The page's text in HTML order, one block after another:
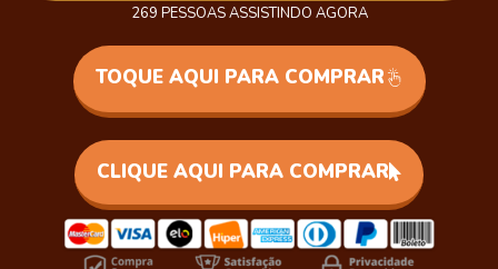
269 PESSOAS ASSISTINDO AGORA
TOQUE AQUI PARA COMPRAR
CLIQUE AQUI PARA COMPRAR